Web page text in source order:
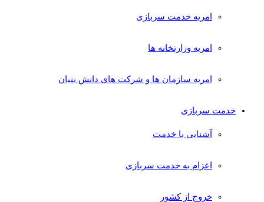
امریه خدمت سربازی
امریه وزارتخانه ها
امریه سازمان ها و شرکت های دانش بنیان
خدمت سربازی
آشنایی با خدمت
اعزام به خدمت سربازی
خروج از کشور